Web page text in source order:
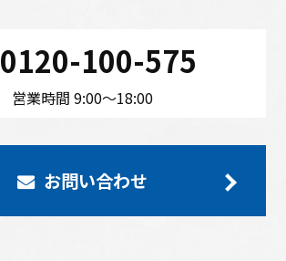
0120-100-575
営業時間 9:00〜18:00
お問い合わせ